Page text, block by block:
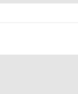
koridoru